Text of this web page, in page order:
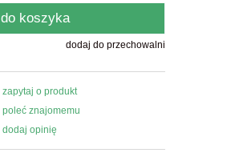
do koszyka
dodaj do przechowalni
zapytaj o produkt
poleć znajomemu
dodaj opinię